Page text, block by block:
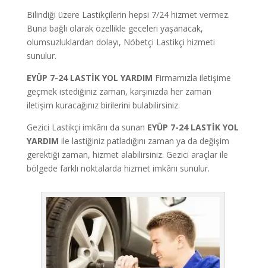
Bilindiği üzere Lastikçilerin hepsi 7/24 hizmet vermez.
Buna bağlı olarak özellikle geceleri yaşanacak,
olumsuzluklardan dolayı, Nöbetçi Lastikçi hizmeti
sunulur.
EYÜP 7-24 LASTİK YOL YARDIM Firmamızla iletişime
geçmek istediğiniz zaman, karşınızda her zaman
iletişim kuracağınız birilerini bulabilirsiniz.
Gezici Lastikçi imkânı da sunan EYÜP 7-24 LASTİK YOL
YARDIM ile lastiğiniz patladığını zaman ya da değişim
gerektiği zaman, hizmet alabilirsiniz. Gezici araçlar ile
bölgede farklı noktalarda hizmet imkânı sunulur.